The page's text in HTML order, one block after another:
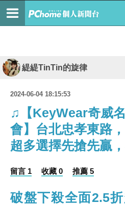
緹緹TinTin的旋律
2024-06-04 18:15:53
♫【KeyWear奇威
會】台北忠孝東路
超多選擇先搶先贏
留言 1 收藏 0 推薦 5
破盤下殺全面2.5